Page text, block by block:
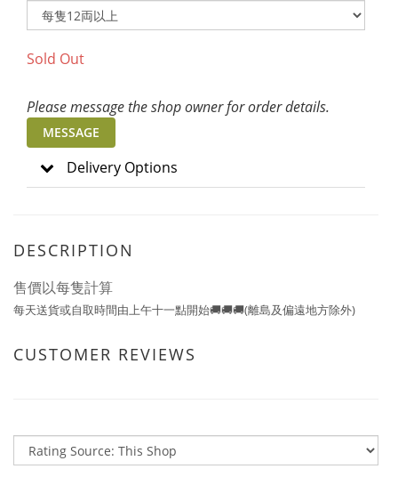
Sold Out
Please message the shop owner for order details.
MESSAGE
Delivery Options
DESCRIPTION
售價以每隻計算
每天送貨或自取時間由上午十一點開始🚚🚚🚚(離島及偏遠地方除外)
CUSTOMER REVIEWS